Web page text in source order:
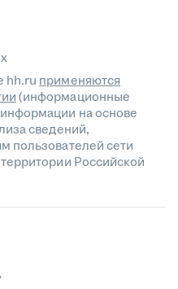
hh.ru применяются
(информационные
на основе
сведений,
пользователей сети
Российской